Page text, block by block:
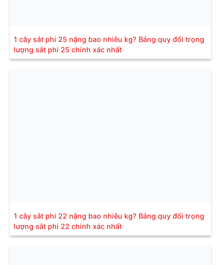
1 cây sắt phi 25 nặng bao nhiêu kg? Bảng quy đổi trọng
lượng sắt phi 25 chính xác nhất
1 cây sắt phi 22 nặng bao nhiêu kg? Bảng quy đổi trọng
lượng sắt phi 22 chính xác nhất